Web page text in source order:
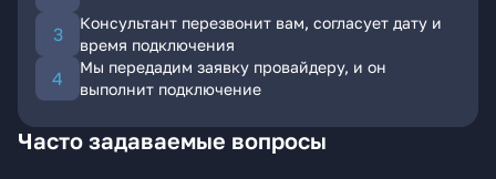
Консультант перезвонит вам, согласует дату и
время подключения
Мы передадим заявку провайдеру, и он
выполнит подключение
Часто задаваемые вопросы